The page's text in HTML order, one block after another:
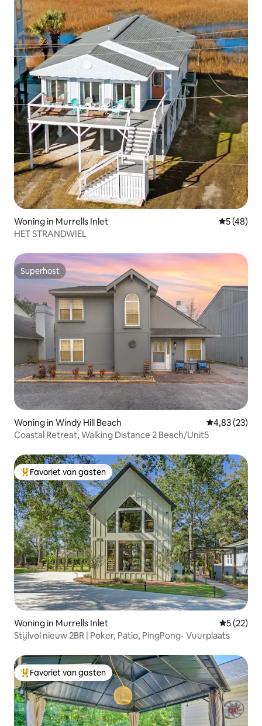
Woning in Murrells Inlet
5 (48)
HET STRANDWIEL
Superhost
Superhost
Woning in Windy Hill Beach Gemiddelde
4,83 (23)
Coastal Retreat, Walking Distance 2 Beach/Unit5
Topfavoriet van gasten
Favoriet van gasten
Woning in Murrells Inlet
5 (22)
Stijlvol nieuw 2BR | Poker, Patio, PingPong- Vuurplaats
Topfavoriet van gasten
Favoriet van gasten